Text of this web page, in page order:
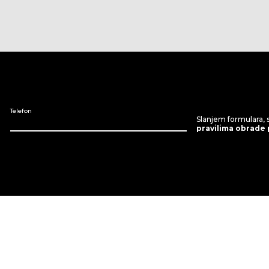
Telefon
Slanjem formulara,
pravilima obrade